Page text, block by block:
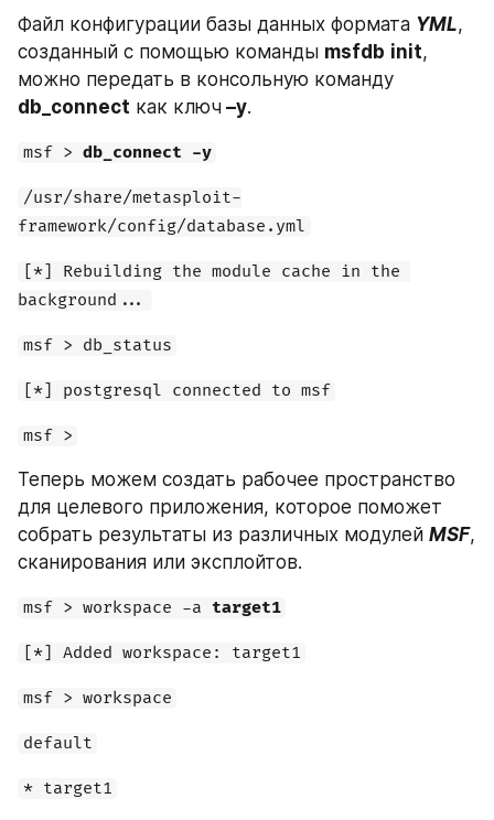
Файл конфигурации базы данных формата YML,
созданный с помощью команды msfdb init,
db_connect как ключ –y.
msf > db_connect -y
/usr/share/metasploit-
framework/config/database.yml
[*] Rebuilding the module cache in the
background...
msf > db_status
[*] postgresql connected to msf
msf >
Теперь можем создать рабочее пространство
для целевого приложения, которое поможет
собрать результаты из различных модулей MSF,
сканирования или эксплойтов.
msf > workspace -a target1
[*] Added workspace: target1
msf > workspace
default
* target1